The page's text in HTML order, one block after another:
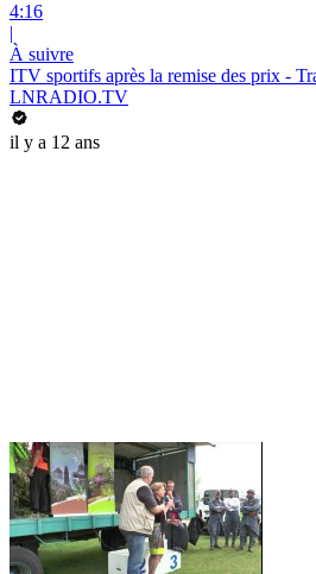
4:16
|
À suivre
ITV sportifs après la remise des prix -
LNRADIO.TV
il y a 12 ans